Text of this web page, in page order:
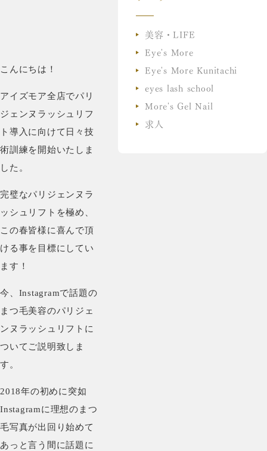
こんにちは！
アイズモア全店でパリ
ジェンヌラッシュリフ
ト導入に向けて日々技
術訓練を開始いたしま
した。
完璧なパリジェンヌラ
ッシュリフトを極め、
この春皆様に喜んで頂
ける事を目標にしてい
ます！
今、Instagramで話題の
まつ毛美容のパリジェ
ンヌラッシュリフトに
ついてご説明致しま
す。
2018年の初めに突如
Instagramに理想のまつ
毛写真が出回り始めて
あっと言う間に話題に
美容・LIFE
Eye's More
Eye's More Kunitachi
eyes lash school
More's Gel Nail
求人